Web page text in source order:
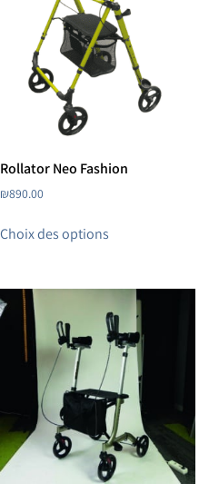
Rollator Neo Fashion
₪890.00
Choix des options